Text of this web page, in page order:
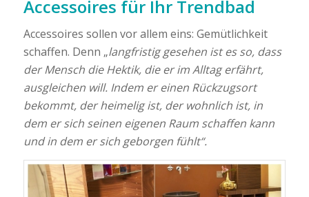
Accessoires für Ihr Trendbad
Accessoires sollen vor allem eins: Gemütlichkeit
schaffen. Denn „langfristig gesehen ist es so, dass
der Mensch die Hektik, die er im Alltag erfährt,
ausgleichen will. Indem er einen Rückzugsort
bekommt, der heimelig ist, der wohnlich ist, in
dem er sich seinen eigenen Raum schaffen kann
und in dem er sich geborgen fühlt“.